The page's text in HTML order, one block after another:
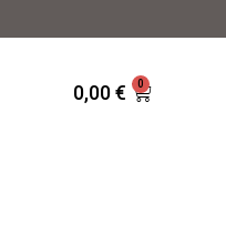
0,00€ 0